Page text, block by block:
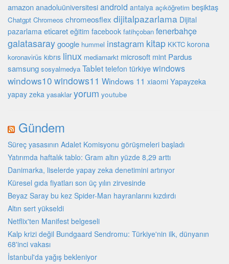
amazon anadoluüniversitesi android antalya açıköğretim beşiktaş
Chatgpt Chromeos chromeosflex dijitalpazarlama Dijital
pazarlama eticaret eğitim facebook fatihçoban fenerbahçe
galatasaraygoogle hummel instagram kitap KKTC korona
koronavirüs kıbrıs linux mediamarkt microsoft mint Pardus
samsung sosyalmedya Tablet telefon türkiyewindows
windows10 windows11 Windows 11 xiaomi Yapayzeka
yapay zeka yasaklar yorum youtube
Gündem
Süreç yasasının Adalet Komisyonu görüşmeleri başladı
Yatırımda haftalık tablo: Gram altın yüzde 8,29 arttı
Danimarka, liselerde yapay zeka denetimini artırıyor
Küresel gıda fiyatları son üç yılın zirvesinde
Beyaz Saray bu kez Spider-Man hayranlarını kızdırdı
Altın sert yükseldi
Netflix'ten Manifest belgeseli
Kalp krizi değil Bundgaard Sendromu: Türkiye'nin ilk, dünyanın
68'inci vakası
İstanbul'da yağış bekleniyor